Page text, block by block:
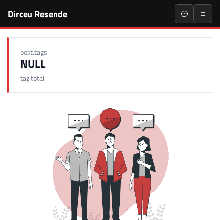
Dirceu Resende
post.tags
NULL
tag.total